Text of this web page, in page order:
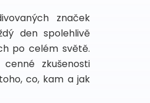
značek
den spolehlivě
po celém světě.
cenné zkušenosti
co, kam a jak